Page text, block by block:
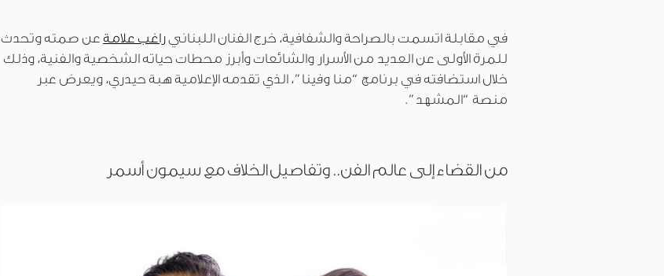
في مقابلة اتسمت بالصراحة والشفافية، خرج الفنان اللبنانيراغب علامة عن صمته وتحدث
للمرة الأولى عن العديد من الأسرار والشائعات وأبرز محطات حياته الشخصية والفنية، وذلك
خلال استضافته في برنامج “منا وفينا”، الذي تقدمه الإعلامية هبة حيدري، ويعرض عبر
منصة “المشهد”.
من القضاء إلى عالم الفن.. وتفاصيل الخلاف مع سيمون أسمر